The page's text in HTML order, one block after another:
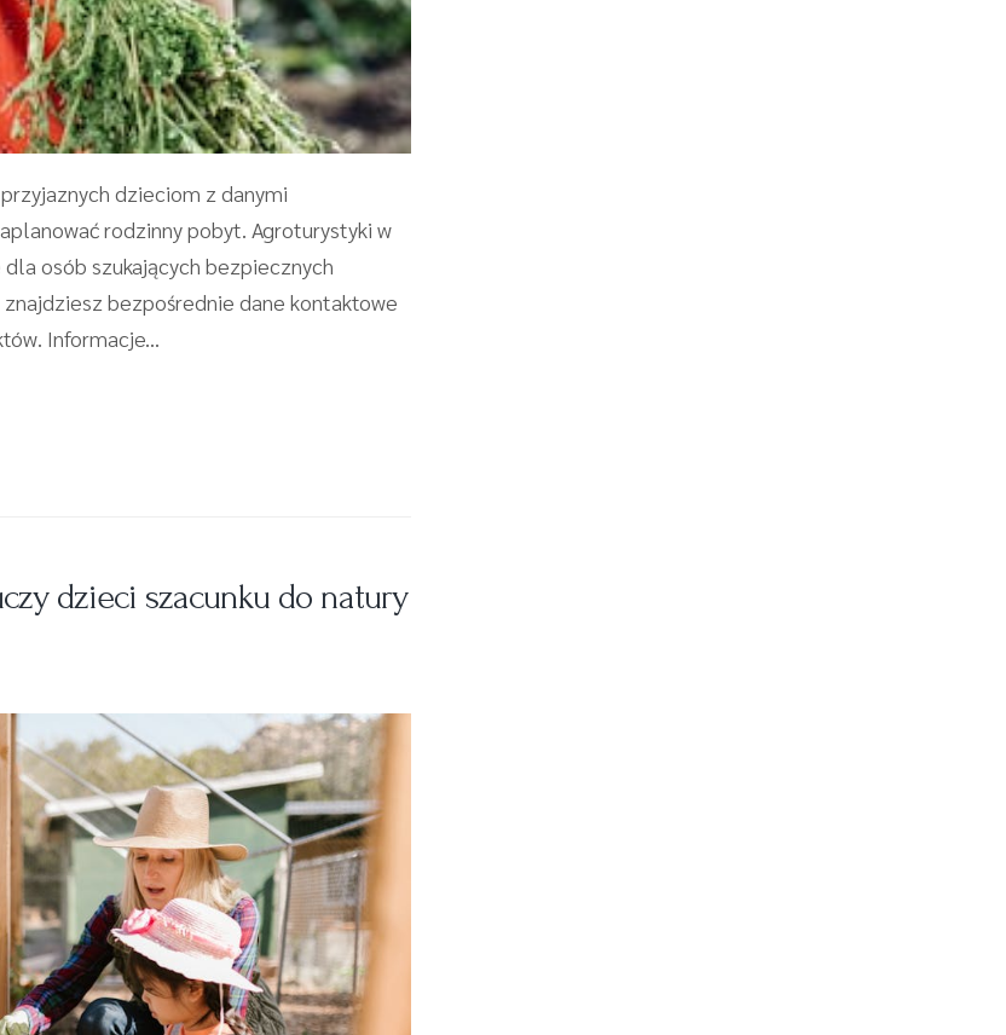
dzieciom z danymi
rodzinny pobyt. Agroturystyki w
osób szukających bezpiecznych
bezpośrednie dane kontaktowe
Informacje...
dzieci szacunku do natury